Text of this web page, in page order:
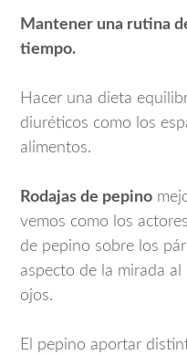
Mantener una rutina
tiempo.
Hacer una dieta
diuréticos como los
alimentos.
Rodajas de pepino
vemos como los
de pepino sobre los
aspecto de la mirada
ojos.
El pepino aportar